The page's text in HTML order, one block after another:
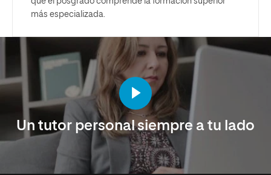
más especializada.
Un tutor personal siempre a tu lado